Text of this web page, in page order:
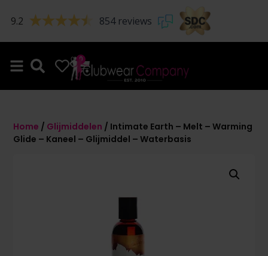
9.2 854 reviews
0 0
Home / Glijmiddelen / Intimate Earth – Melt – Warming
Glide – Kaneel – Glijmiddel – Waterbasis